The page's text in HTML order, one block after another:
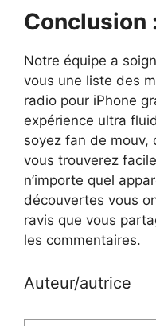
Conclusion
Notre équipe a
vous une liste des
radio pour iPhone
expérience ultra
soyez fan de mouv,
vous trouverez
n’importe quel
découvertes vous
ravis que vous
les commentaires.
Auteur/autrice